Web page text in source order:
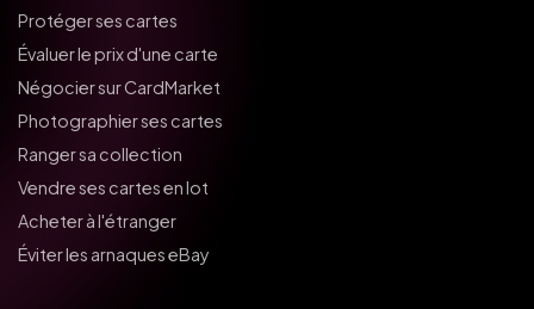
Protéger ses cartes
Évaluer le prix d'une carte
Négocier sur CardMarket
Photographier ses cartes
Ranger sa collection
Vendre ses cartes en lot
Acheter à l'étranger
Éviter les arnaques eBay